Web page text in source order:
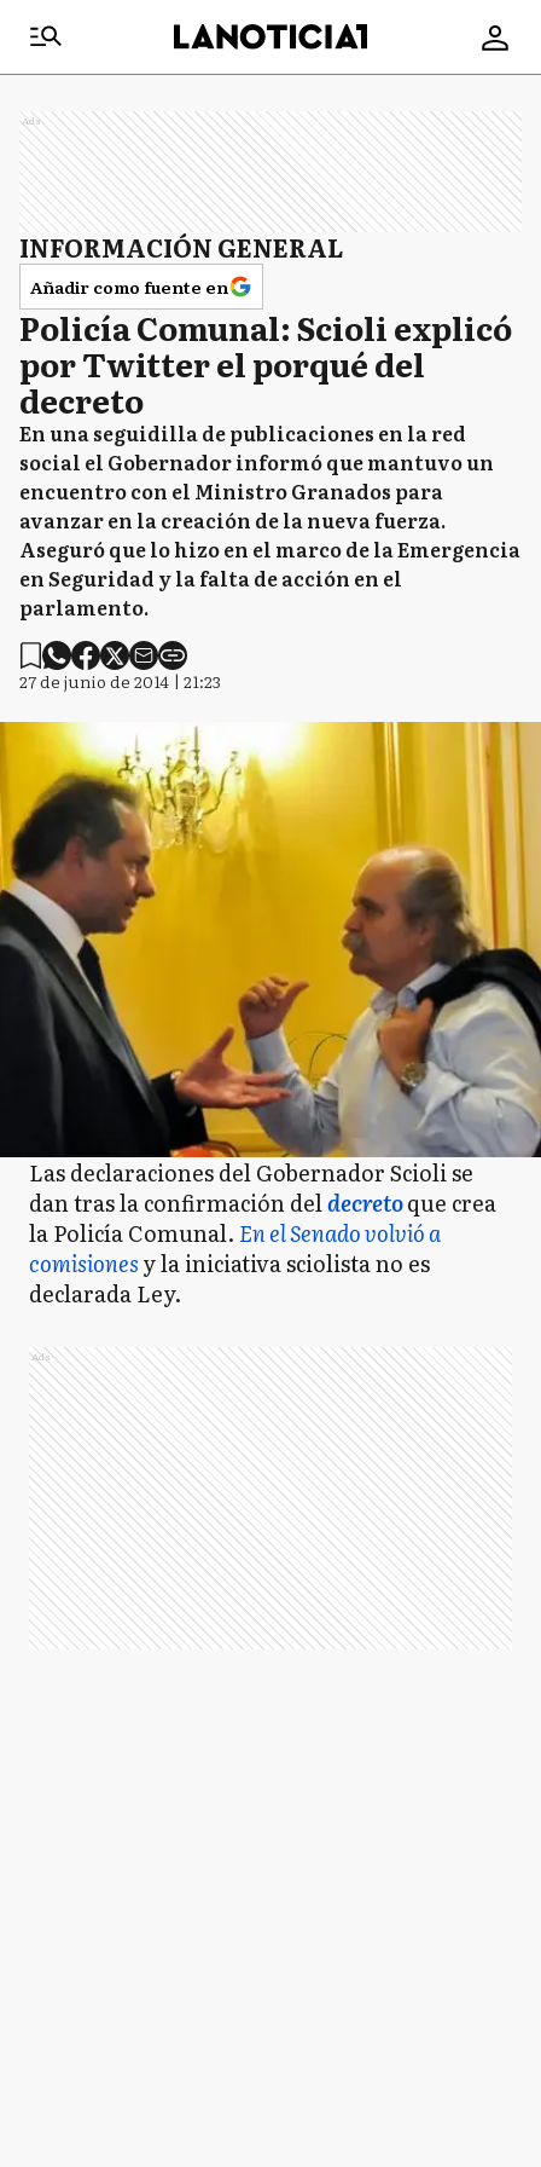
Ads
INFORMACIÓN GENERAL
Añadir como fuente en
Policía Comunal: Scioli explicó
por Twitter el porqué del
decreto
En una seguidilla de publicaciones en la red
social el Gobernador informó que mantuvo un
encuentro con el Ministro Granados para
avanzar en la creación de la nueva fuerza.
Aseguró que lo hizo en el marco de la Emergencia
en Seguridad y la falta de acción en el
parlamento.
27 de junio de 2014 | 21:23
Las declaraciones del Gobernador Scioli se
dan tras la confirmación deldecretoque crea
la Policía Comunal. En el Senado volvió a
comisionesy la iniciativa sciolista no es
declarada Ley.
Ads